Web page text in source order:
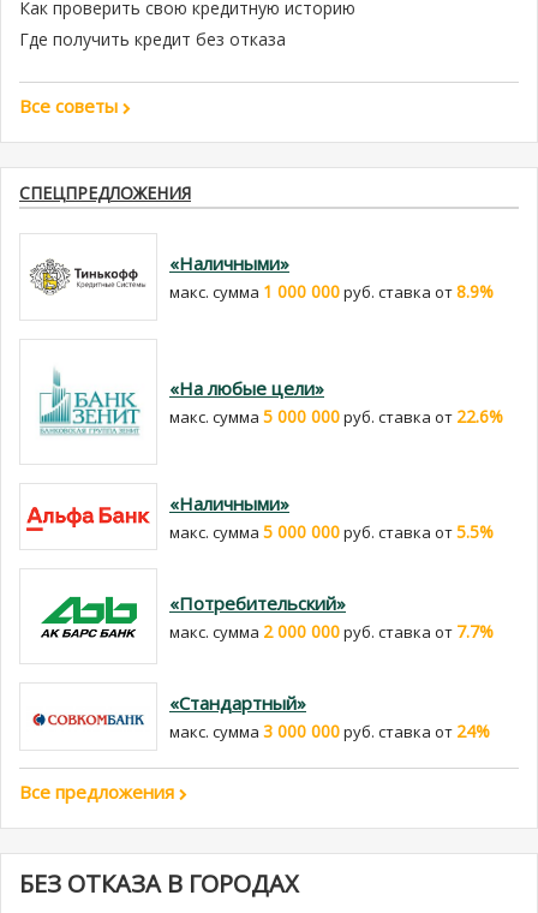
Как проверить свою кредитную историю
Где получить кредит без отказа
Все советы
СПЕЦПРЕДЛОЖЕНИЯ
«Наличными»
макс. сумма 1 000 000руб. cтавка от8.9%
«На любые цели»
макс. сумма 5 000 000руб. cтавка от 22.6%
«Наличными»
макс. сумма 5 000 000руб. cтавка от5.5%
«Потребительский»
макс. сумма 2 000 000руб. cтавка от 7.7%
«Стандартный»
макс. сумма 3 000 000руб. cтавка от 24%
Все предложения
БЕЗ ОТКАЗА В ГОРОДАХ